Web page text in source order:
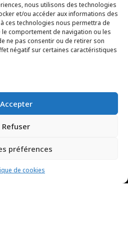
nous utilisons des technologies
et/ou accéder aux informations des
ces technologies nous permettra de
comportement de navigation ou les
ne pas consentir ou de retirer son
négatif sur certaines caractéristiques
Accepter
Refuser
préférences
de cookies